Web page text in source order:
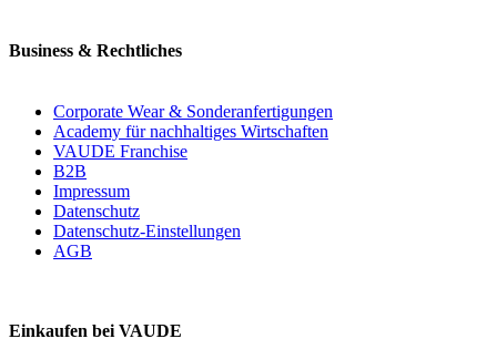
Business & Rechtliches
Corporate Wear & Sonderanfertigungen
Academy für nachhaltiges Wirtschaften
VAUDE Franchise
B2B
Impressum
Datenschutz
Datenschutz-Einstellungen
AGB
Einkaufen bei VAUDE